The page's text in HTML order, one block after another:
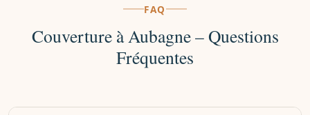
FAQ
Couverture à Aubagne – Questions
Fréquentes